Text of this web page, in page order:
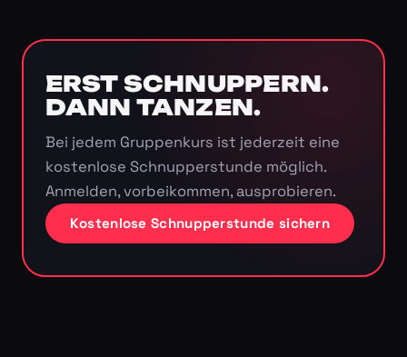
ERST SCHNUPPERN.
DANN TANZEN.
Bei jedem Gruppenkurs ist jederzeit eine
kostenlose Schnupperstunde möglich.
Anmelden, vorbeikommen, ausprobieren.
Kostenlose Schnupperstunde sichern